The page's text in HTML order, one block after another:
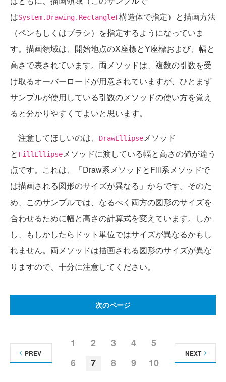
はSystem.Drawing.RectangleF構造体で指定）と描画方法
（ペンもしくはブラシ）を指定するようになっていま
す。描画領域は、開始地点のX座標とY座標および、幅と
高さで表されています。両メソッドは、複数の引数を受
け取るオーバーロードが用意されていますが、ひとまず
サンプルが使用している引数のメソッドの使い方を覚え
ると分かりやすくてよいと思います。
注意してほしいのは、 DrawEllipseメソッド
と FillEllipseメソッドに渡している幅と高さの値が違う
点です。これは、「Draw系メソッドとFill系メソッドで
は描画される図形のサイズが異なる」からです。そのた
め、このサンプルでは、なるべく両方の図形のサイズを
合わせるために幅と高さの計算式を変えています。しか
し、もしかしたらドット単位ではサイズが異なるかもし
れません。両メソッドは描画される図形のサイズが異な
りますので、十分に注意してください。
次のページ
1 2 3 4
5
6
7 8 9 10
PREV NEXT